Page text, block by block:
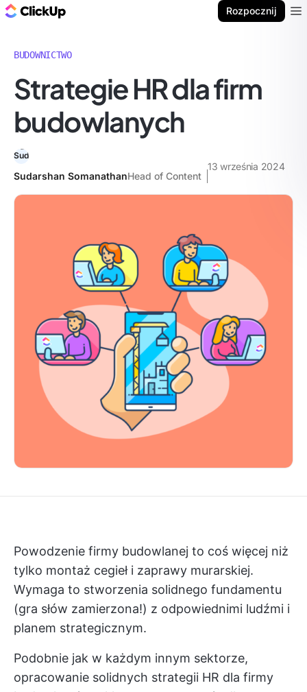
Rozpocznij
BUDOWNICTWO
Strategie HR dla firm
budowlanych
Sudarshan SomanathanHead of Content
13 września 2024
Powodzenie firmy budowlanej to coś więcej niż
tylko montaż cegieł i zaprawy murarskiej.
Wymaga to stworzenia solidnego fundamentu
(gra słów zamierzona!) z odpowiednimi ludźmi i
planem strategicznym.
Podobnie jak w każdym innym sektorze,
opracowanie solidnych strategii HR dla firmy